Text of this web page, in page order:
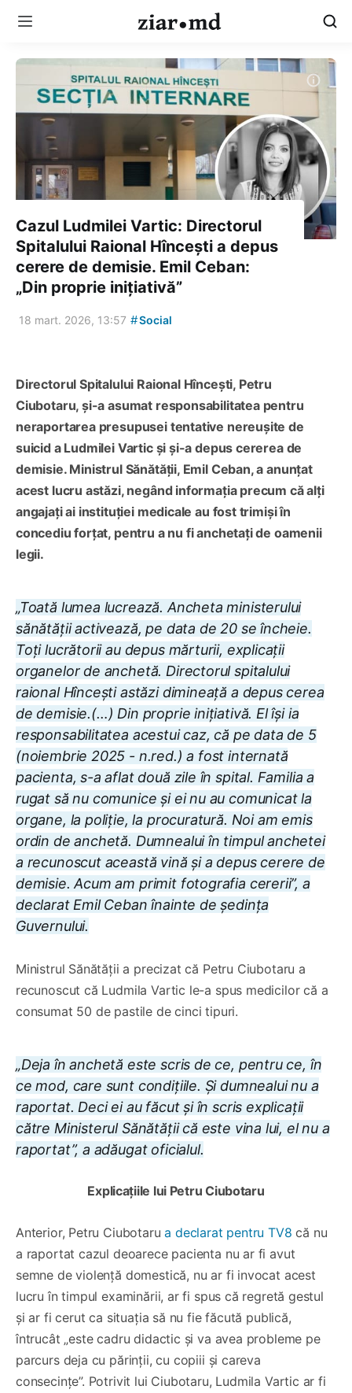
Cazul Ludmilei Vartic: Directorul
Spitalului Raional Hîncești a depus
cerere de demisie. Emil Ceban:
„Din proprie inițiativă”
18 mart. 2026, 13:57 #Social
Directorul Spitalului Raional Hîncești, Petru
Ciubotaru, și-a asumat responsabilitatea pentru
neraportarea presupusei tentative nereușite de
suicid a Ludmilei Vartic și și-a depus cererea de
demisie. Ministrul Sănătății, Emil Ceban, a anunțat
acest lucru astăzi, negând informația precum că alți
angajați ai instituției medicale au fost trimiși în
concediu forțat, pentru a nu fi anchetați de oamenii
legii.
„Toată lumea lucrează. Ancheta ministerului
sănătății activează, pe data de 20 se încheie.
Toți lucrătorii au depus mărturii, explicații
organelor de anchetă. Directorul spitalului
raional Hîncești astăzi dimineață a depus cerea
de demisie.(…) Din proprie inițiativă. El își ia
responsabilitatea acestui caz, că pe data de 5
(noiembrie 2025 - n.red.) a fost internată
pacienta, s-a aflat două zile în spital. Familia a
rugat să nu comunice și ei nu au comunicat la
organe, la poliție, la procuratură. Noi am emis
ordin de anchetă. Dumnealui în timpul anchetei
a recunoscut această vină și a depus cerere de
demisie. Acum am primit fotografia cererii”, a
declarat Emil Ceban înainte de ședința
Guvernului.
Ministrul Sănătății a precizat că Petru Ciubotaru a
recunoscut că Ludmila Vartic le-a spus medicilor că a
consumat 50 de pastile de cinci tipuri.
„Deja în anchetă este scris de ce, pentru ce, în
ce mod, care sunt condițiile. Și dumnealui nu a
raportat. Deci ei au făcut și în scris explicații
către Ministerul Sănătății că este vina lui, el nu a
raportat”, a adăugat oficialul.
Explicațiile lui Petru Ciubotaru
Anterior, Petru Ciubotarua declarat pentru TV8 că nu
a raportat cazul deoarece pacienta nu ar fi avut
semne de violență domestică, nu ar fi invocat acest
lucru în timpul examinării, ar fi spus că regretă gestul
și ar fi cerut ca situația să nu fie făcută publică,
întrucât „este cadru didactic și va avea probleme pe
parcurs deja cu părinții, cu copiii și careva
consecințe”. Potrivit lui Ciubotaru, Ludmila Vartic ar fi